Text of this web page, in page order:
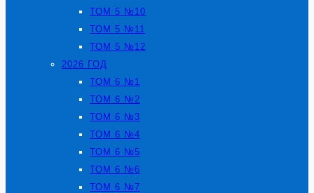
ТОМ 5 №10
ТОМ 5 №11
ТОМ 5 №12
2026 ГОД
ТОМ 6 №1
ТОМ 6 №2
ТОМ 6 №3
ТОМ 6 №4
ТОМ 6 №5
ТОМ 6 №6
ТОМ 6 №7